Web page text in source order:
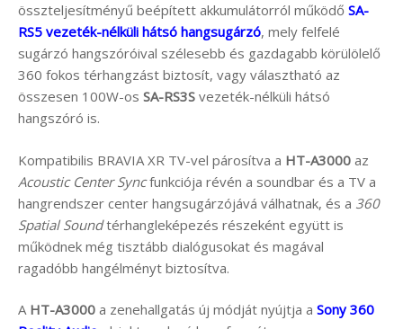
összteljesítményű beépített akkumulátorról működő SA-
RS5 vezeték-nélküli hátsó hangsugárzó, mely felfelé
sugárzó hangszóróival szélesebb és gazdagabb körülölelő
360 fokos térhangzást biztosít, vagy választható az
összesen 100W-os SA-RS3S vezeték-nélküli hátsó
hangszóró is.
Kompatibilis BRAVIA XR TV-vel párosítva a HT-A3000 az
Acoustic Center Syncfunkciója révén a soundbar és a TV a
hangrendszer center hangsugárzójává válhatnak, és a 360
Spatial Soundtérhangleképezés részeként együtt is
működnek még tisztább dialógusokat és magával
ragadóbb hangélményt biztosítva.
A HT-A3000 a zenehallgatás új módját nyújtja a Sony 360